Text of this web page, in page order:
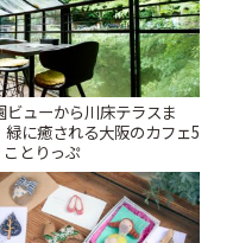
ビューから川床テラスま
緑に癒される大阪のカフェ5
とりっぷ